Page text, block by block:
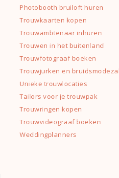
Photobooth bruiloft huren
Trouwkaarten kopen
Trouwambtenaar inhuren
Trouwen in het buitenland
Trouwfotograaf boeken
Trouwjurken en
Unieke trouwlocaties
Tailors voor je trouwpak
Trouwringen kopen
Trouwvideograaf boeken
Weddingplanners